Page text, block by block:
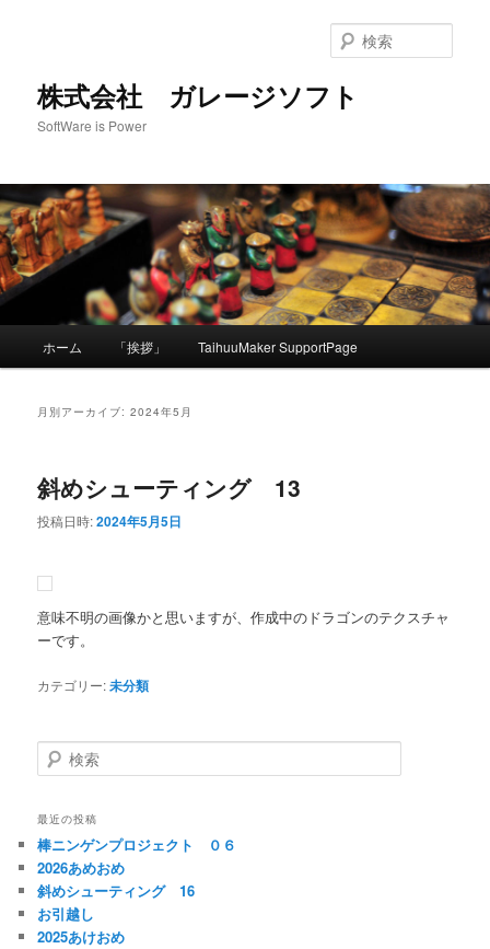
へ
移
動
移
動
株式会社 ガレージソフト
SoftWare is Power
索
ホーム 「挨拶」 TaihuuMaker SupportPage
月別アーカイブ:2024年5月
斜めシューティング 13
投稿日時:2024年5月5日
意味不明の画像かと思いますが、作成中のドラゴンのテクスチャ
ーです。
カテゴリー:未分類
検
索
最近の投稿
棒ニンゲンプロジェクト ０６
2026あめおめ
斜めシューティング 16
お引越し
2025あけおめ